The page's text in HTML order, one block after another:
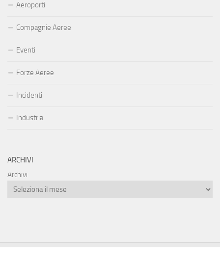
Aeroporti
Compagnie Aeree
Eventi
Forze Aeree
Incidenti
Industria
ARCHIVI
Archivi